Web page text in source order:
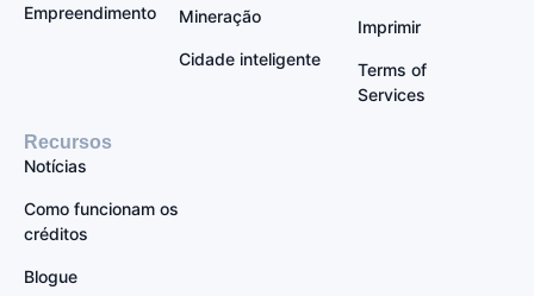
Empreendimento Mineração
Cidade inteligente
Imprimir
Terms of
Services
Recursos
Notícias
Como funcionam os
créditos
Blogue